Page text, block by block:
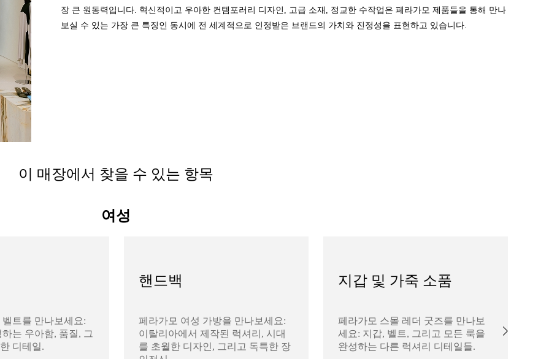
장 큰 원동력입니다. 혁신적이고 우아한 컨템포러리 디자인, 고급 소재, 정교한 수작업은 페라가모 제품들을 통해 만나
보실 수 있는 가장 큰 특징인 동시에 전 세계적으로 인정받은 브랜드의 가치와 진정성을 표현하고 있습니다.
이 매장에서 찾을 수 있는 항목
여성
트를 만나보세요:
는 우아함, 품질, 그
디테일.
핸드백
페라가모 여성 가방을 만나보세요:
이탈리아에서 제작된 럭셔리, 시대
를 초월한 디자인, 그리고 독특한 장
지갑 및 가죽 소품
페라가모 스몰 레더 굿즈를 만나보
세요: 지갑, 벨트, 그리고 모든 룩을
완성하는 다른 럭셔리 디테일들.